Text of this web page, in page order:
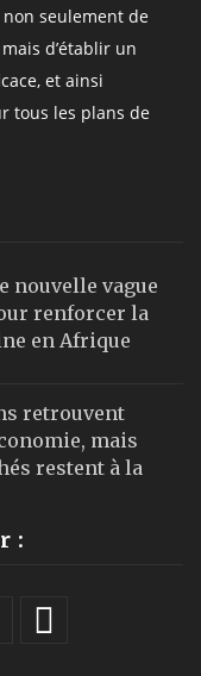
seulement de
d’établir un
et ainsi
tous les plans de
nouvelle vague
renforcer la
en Afrique
retrouvent
mais
restent à la
: